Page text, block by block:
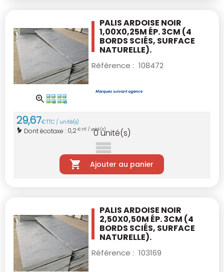
PALIS ARDOISE NOIR
1,00X0,25M ÉP. 3CM (4
BORDS SCIÉS, SURFACE
NATURELLE).
Référence : 108472
29,67€TTC / unité(s)
Dont écotaxe : 0,2€ HT / unité(s)
0unité(s)
Ajouter au panier
PALIS ARDOISE NOIR
2,50X0,50M ÉP. 3CM (4
BORDS SCIÉS, SURFACE
NATURELLE).
Référence : 103169